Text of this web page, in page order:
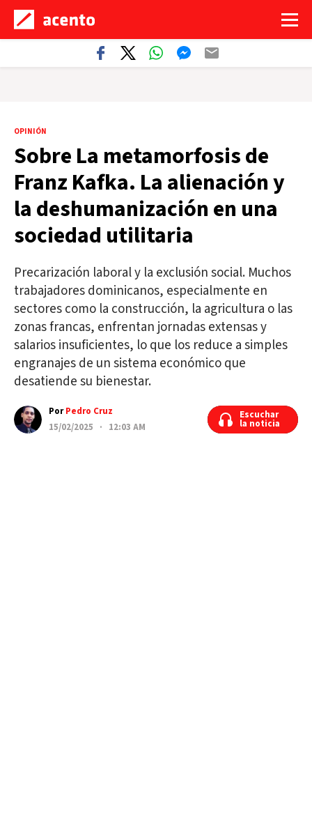
OPINIÓN
Sobre La metamorfosis de
Franz Kafka. La alienación y
la deshumanización en una
sociedad utilitaria
Precarización laboral y la exclusión social. Muchos
trabajadores dominicanos, especialmente en
sectores como la construcción, la agricultura o las
zonas francas, enfrentan jornadas extensas y
salarios insuficientes, lo que los reduce a simples
engranajes de un sistema económico que
desatiende su bienestar.
PorPedro Cruz
15/02/2025 · 12:03 AM
Escuchar
la noticia
Escuchar
la noticia